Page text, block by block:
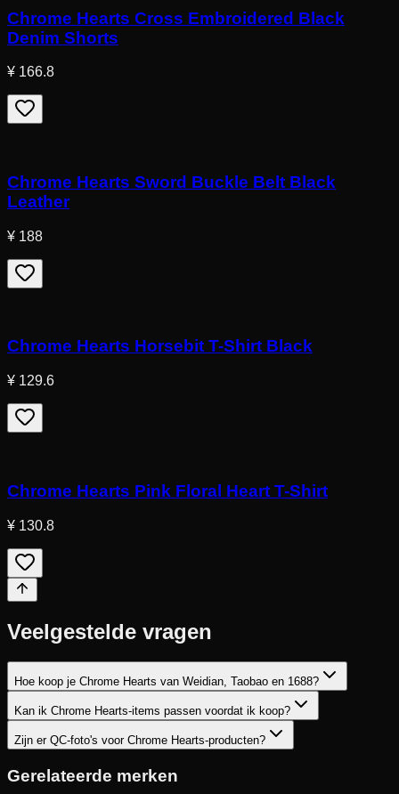
Chrome Hearts Cross Embroidered Black
Denim Shorts
¥ 166.8
Chrome Hearts Sword Buckle Belt Black
Leather
¥ 188
Chrome Hearts Horsebit T-Shirt Black
¥ 129.6
Chrome Hearts Pink Floral Heart T-Shirt
¥ 130.8
Veelgestelde vragen
Hoe koop je Chrome Hearts van Weidian, Taobao en 1688?
Kan ik Chrome Hearts-items passen voordat ik koop?
Zijn er QC-foto's voor Chrome Hearts-producten?
Gerelateerde merken